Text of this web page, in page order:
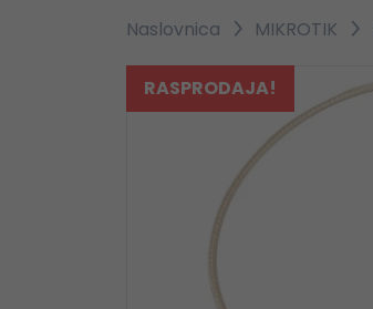
Naslovnica MIKROTIK
RASPRODAJA!